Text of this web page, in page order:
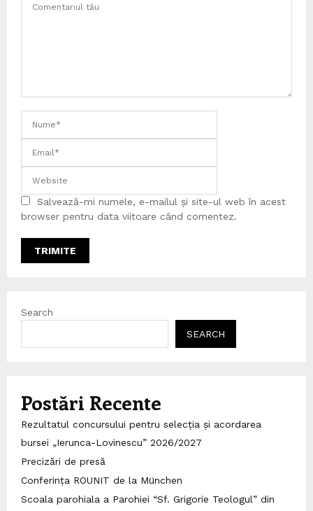
Salvează-mi numele, e-mailul și site-ul web în acest
browser pentru data viitoare când comentez.
Search
SEARCH
Postări Recente
Rezultatul concursului pentru selecția și acordarea
bursei „Ierunca-Lovinescu” 2026/2027
Precizări de presă
Conferința ROUNIT de la München
Scoala parohiala a Parohiei “Sf. Grigorie Teologul” din